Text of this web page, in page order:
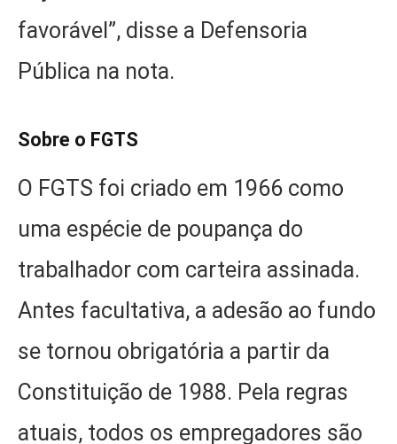
favorável”, disse a Defensoria
Pública na nota.
Sobre o FGTS
O FGTS foi criado em 1966 como
uma espécie de poupança do
trabalhador com carteira assinada.
Antes facultativa, a adesão ao fundo
se tornou obrigatória a partir da
Constituição de 1988. Pela regras
atuais, todos os empregadores são